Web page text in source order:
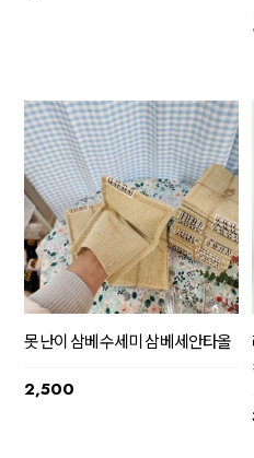
못난이 삼베수세미 삼베세안타올
2,500